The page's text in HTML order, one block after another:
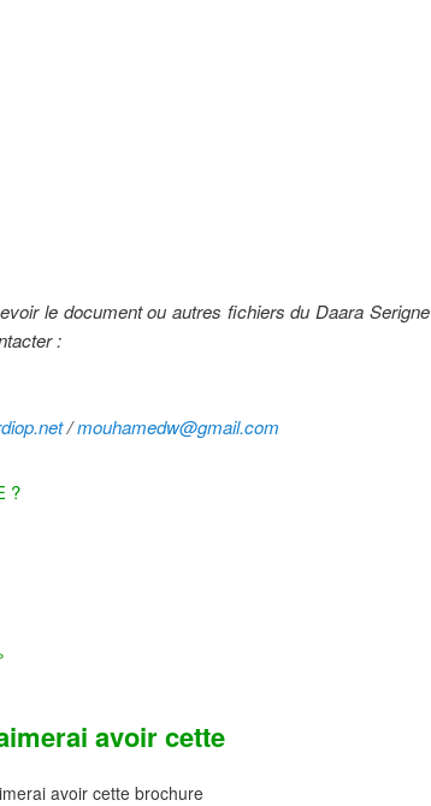
le document ou autres fichiers du Daara Serigne
:
/mouhamedw@gmail.com
?
avoir cette
avoir cette brochure